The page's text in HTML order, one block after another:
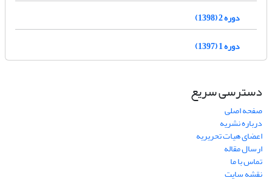
دوره 2 (1398)
دوره 1 (1397)
دسترسی سریع
صفحه اصلی
درباره نشریه
اعضای هیات تحریریه
ارسال مقاله
تماس با ما
نقشه سایت